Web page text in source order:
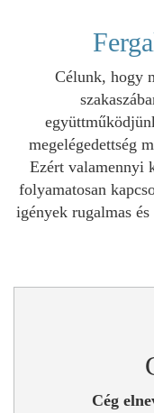
Célunk, hogy
megelégedettség
Ezért valamennyi
folyamatosan
igények rugalmas
Cég